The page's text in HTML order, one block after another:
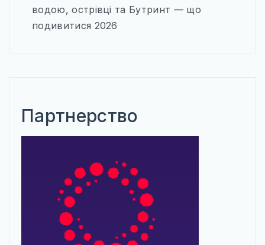
водою, острівці та Бутринт — що
подивитися 2026
Партнерство